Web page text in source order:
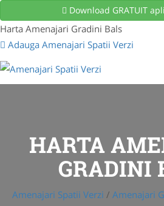
Download GRATUIT
Harta Amenajari Gradini Bals
Adauga Amenajari Spatii Verzi
HARTA
GRADINI
Amenajari Spatii Verzi / Amenajari